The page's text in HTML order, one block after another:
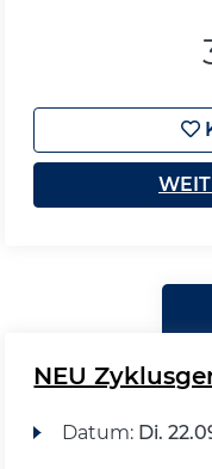
NEU
Datum: Di.